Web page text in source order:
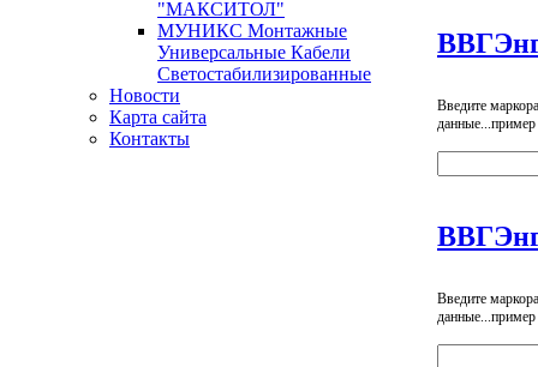
"МАКСИТОЛ"
МУНИКС Монтажные
Универсальные Кабели
Светостабилизированные
Новости
Карта сайта
Контакты
Введите
Введите